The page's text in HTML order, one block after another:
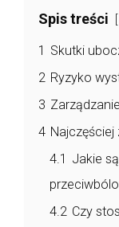
Spis treści
1 Skutki
2 Ryzyko
3
4 Najczęściej
4.1 Jakie
4.2 Czy